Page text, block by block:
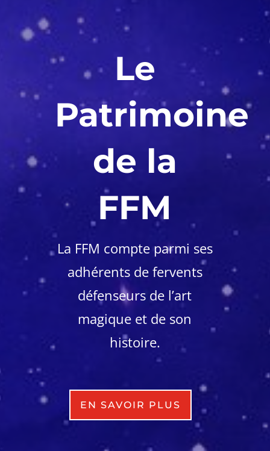
Le
Patrimoine
de la
FFM
La FFM compte parmi ses
adhérents de fervents
défenseurs de l’art
magique et de son
histoire.
EN SAVOIR PLUS